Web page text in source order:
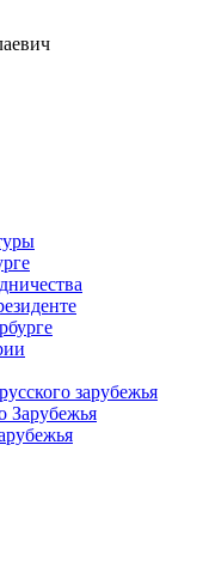
зарубежья
Зарубежья